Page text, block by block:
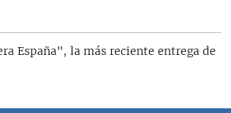
España", la más reciente entrega de